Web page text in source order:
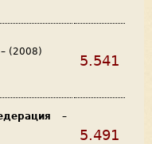
– (2008)
5.541
–
5.491